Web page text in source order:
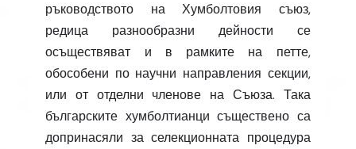
ръководството на Хумболтовия съюз,
редица разнообразни дейности се
осъществяват и в рамките на петте,
обособени по научни направления секции,
или от отделни членове на Съюза. Така
българските хумболтианци съществено са
допринасяли за селекционната процедура